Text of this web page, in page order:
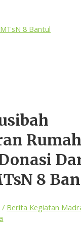
8
/ Berita Kegiatan